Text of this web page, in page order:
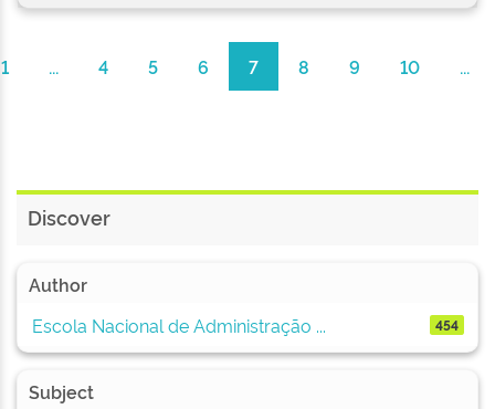
1 ... 4 5 6 7 8 9 10 ...
Discover
Author
Escola Nacional de Administração ...
454
Subject